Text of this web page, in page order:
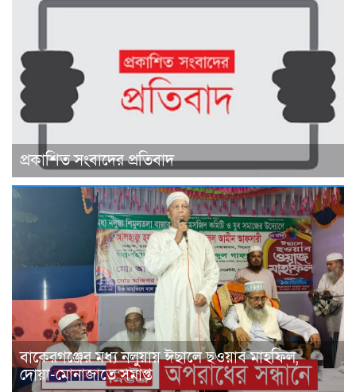
প্রকাশিত সংবাদের প্রতিবাদ
বাকেরগঞ্জের মধ্য নলুয়ায় ঈছালে ছওয়াব মাহফিল,
দোয়া-মোনাজাতে সমাপ্ত